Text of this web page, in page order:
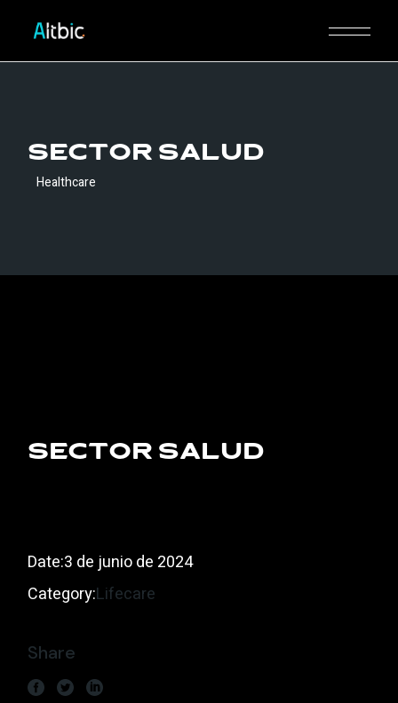
Sector salud
Healthcare
Sector salud
Date:3 de junio de 2024
Category:Lifecare
Share